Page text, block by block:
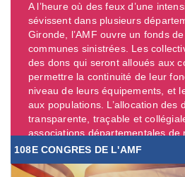
A l’heure où des feux d’une
sévissent dans plusieurs
Gironde, l’AMF ouvre un fonds
communes sinistrées. Les
des dons qui seront alloués aux
permettre la continuité de leur
niveau de leurs équipements, et
aux populations. L’allocation des
transparente, traçable et
associations départementales de
108E CONGRES DE L'AMF